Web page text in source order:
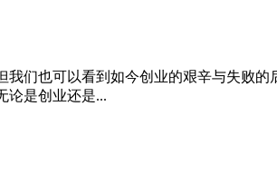
们也可以看到如今创业的艰辛与失败
论是创业还是...